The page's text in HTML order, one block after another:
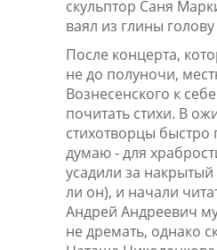
скульптор Саня
ваял из глины голову
После концерта,
не до полуночи,
Вознесенского к
почитать стихи. В
стихотворцы быстро
думаю - для
усадили за
ли он), и начали
Андрей Андреевич
не дремать, однако